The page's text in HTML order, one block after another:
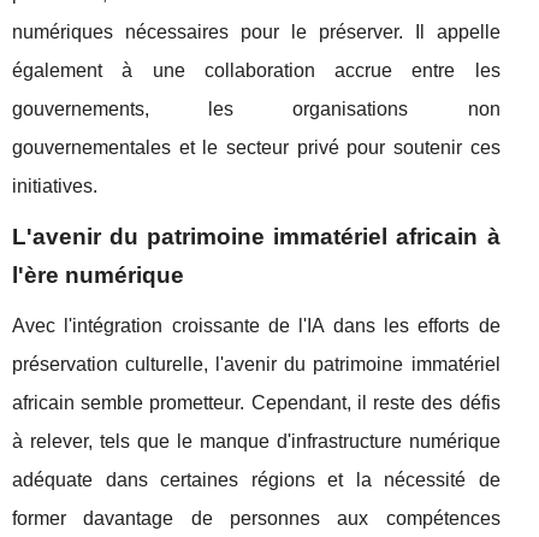
numériques nécessaires pour le préserver. Il appelle
également à une collaboration accrue entre les
gouvernements, les organisations non
gouvernementales et le secteur privé pour soutenir ces
initiatives.
L'avenir du patrimoine immatériel africain à
l'ère numérique
Avec l'intégration croissante de l'IA dans les efforts de
préservation culturelle, l'avenir du patrimoine immatériel
africain semble prometteur. Cependant, il reste des défis
à relever, tels que le manque d'infrastructure numérique
adéquate dans certaines régions et la nécessité de
former davantage de personnes aux compétences